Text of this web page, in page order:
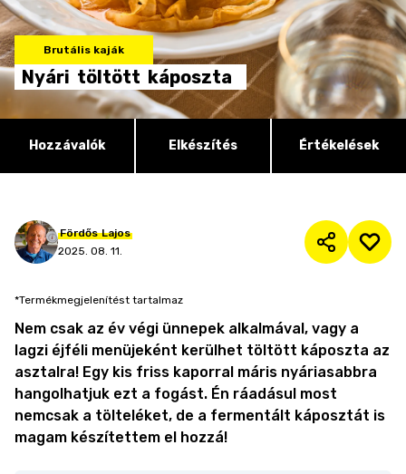
Brutális kaják
Nyári töltött káposzta
Hozzávalók Elkészítés Értékelések
Fördős Lajos
2025. 08. 11.
*Termékmegjelenítést tartalmaz
Nem csak az év végi ünnepek alkalmával, vagy a
lagzi éjféli menüjeként kerülhet töltött káposzta az
asztalra! Egy kis friss kaporral máris nyáriasabbra
hangolhatjuk ezt a fogást. Én ráadásul most
nemcsak a tölteléket, de a fermentált káposztát is
magam készítettem el hozzá!